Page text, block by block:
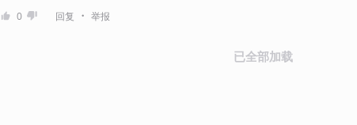
0 回复 ・ 举报
已全部加载